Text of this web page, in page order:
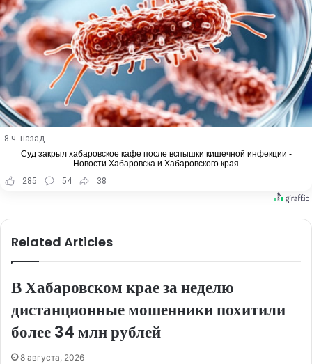
8 ч. назад
Суд закрыл хабаровское кафе после вспышки кишечной инфекции -
Новости Хабаровска и Хабаровского края
285
54 38
Related Articles
В Хабаровском крае за неделю
дистанционные мошенники похитили
более 34 млн рублей
8 августа, 2026